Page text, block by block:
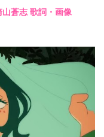
蒼志 歌詞・画像